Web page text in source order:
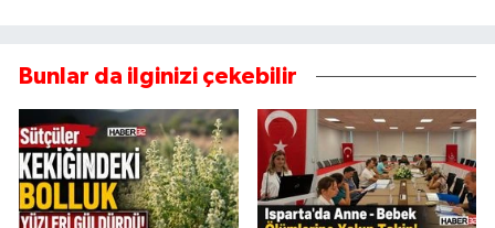
Bunlar da ilginizi çekebilir